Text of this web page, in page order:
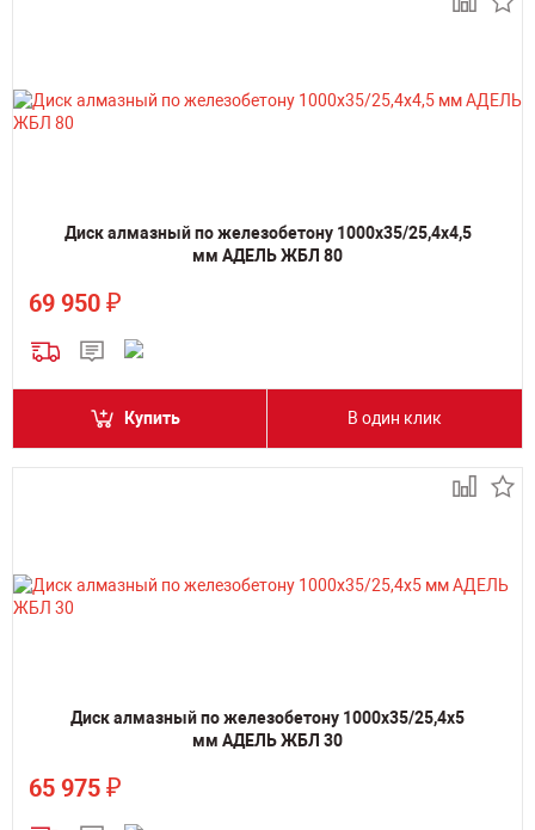
Диск алмазный по железобетону 1000х35/25,4х4,5
мм АДЕЛЬ ЖБЛ 80
69 950 ₽
Купить В один клик
Диск алмазный по железобетону 1000х35/25,4х5
мм АДЕЛЬ ЖБЛ 30
65 975 ₽